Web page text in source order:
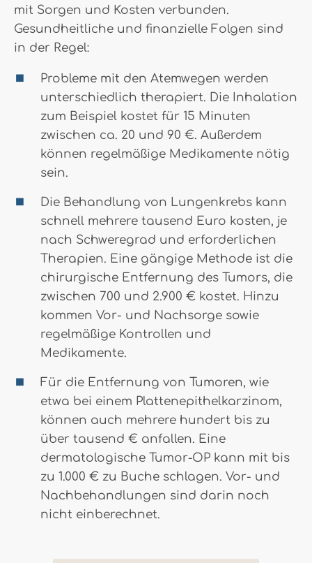
mit Sorgen und Kosten verbunden.
Gesundheitliche und finanzielle Folgen sind
in der Regel:
Probleme mit den Atemwegen werden
unterschiedlich therapiert. Die Inhalation
zum Beispiel kostet für 15 Minuten
zwischen ca. 20 und 90 €. Außerdem
können regelmäßige Medikamente nötig
sein.
Die Behandlung von Lungenkrebs kann
schnell mehrere tausend Euro kosten, je
nach Schweregrad und erforderlichen
Therapien. Eine gängige Methode ist die
chirurgische Entfernung des Tumors, die
zwischen 700 und 2.900 € kostet. Hinzu
kommen Vor- und Nachsorge sowie
regelmäßige Kontrollen und
Medikamente.
Für die Entfernung von Tumoren, wie
etwa bei einem Plattenepithelkarzinom,
können auch mehrere hundert bis zu
über tausend € anfallen. Eine
dermatologische Tumor-OP kann mit bis
zu 1.000 € zu Buche schlagen. Vor- und
Nachbehandlungen sind darin noch
nicht einberechnet.